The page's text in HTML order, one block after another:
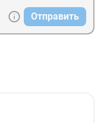
Отправить